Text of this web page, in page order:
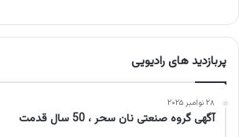
پربازدید های رادیویی
۲۸ نوامبر ۲۰۲۵
آگهی گروه صنعتی نان سحر ، 50 سال قدمت